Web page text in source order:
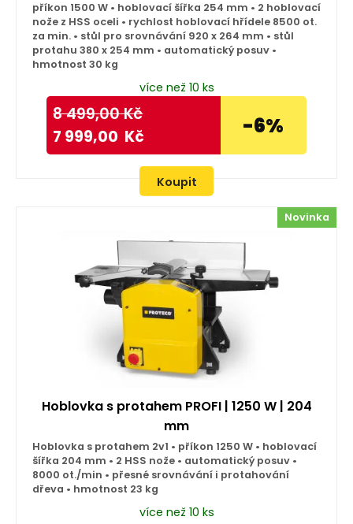
příkon 1500 W • hoblovací šířka 254 mm • 2 hoblovací
nože z HSS oceli • rychlost hoblovací hřídele 8500 ot.
za min. • stůl pro srovnávání 920 x 264 mm • stůl
protahu 380 x 254 mm • automatický posuv •
hmotnost 30 kg
více než 10 ks
8 499,00Kč
7 999,00 Kč -6%
Koupit
Novinka
Hoblovka s protahem PROFI | 1250 W | 204
mm
Hoblovka s protahem 2v1 • příkon 1250 W • hoblovací
šířka 204 mm • 2 HSS nože • automatický posuv •
8000 ot./min • přesné srovnávání i protahování
dřeva • hmotnost 23 kg
více než 10 ks